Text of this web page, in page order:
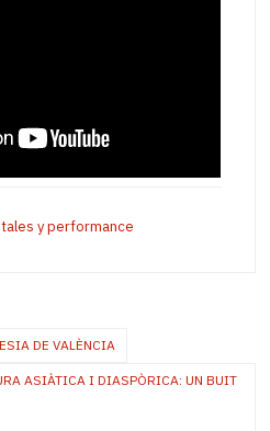
y performance
DE VALÈNCIA
ASIÀTICA I DIASPÒRICA: UN BUIT